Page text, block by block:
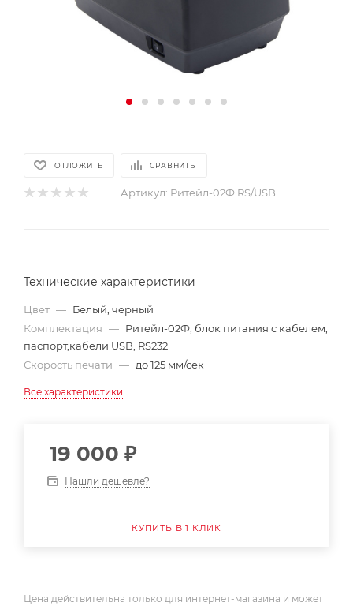
ОТЛОЖИТЬ СРАВНИТЬ
Артикул: Ритейл-02Ф RS/USB
Технические характеристики
Цвет — Белый, черный
Комплектация — Ритейл-02Ф, блок питания с кабелем,
паспорт,кабели USB, RS232
Скорость печати — до 125 мм/сек
Все характеристики
19 000 ₽
Нашли дешевле?
КУПИТЬ В 1 КЛИК
Цена действительна только для интернет-магазина и может